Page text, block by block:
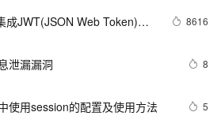
成JWT(JSON Web Token)鉴
8616
泄漏漏洞 8
使用session的配置及使用方法 5